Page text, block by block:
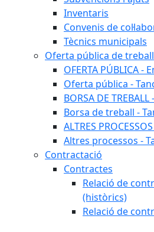
Inventaris
Convenis de
Tècnics municipals
Oferta pública de treball
OFERTA PÚBLICA -
Oferta pública -
BORSA DE
Borsa de treball -
ALTRES
Altres processos -
Contractació
Contractes
Relació de
(històrics)
Relació de